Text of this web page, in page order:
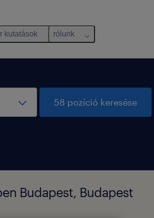
kutatások rólunk
58 pozíció keresése
Budapest, Budapest